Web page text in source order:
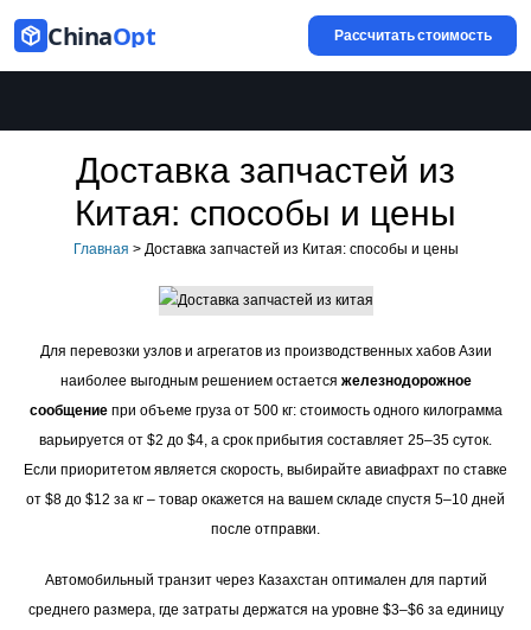
ChinaOpt Рассчитать стоимость
Доставка запчастей из
Китая: способы и цены
Главная > Доставка запчастей из Китая: способы и цены
Для перевозки узлов и агрегатов из производственных хабов Азии
наиболее выгодным решением остается железнодорожное
сообщениепри объеме груза от 500 кг: стоимость одного килограмма
варьируется от $2 до $4, а срок прибытия составляет 25–35 суток.
Если приоритетом является скорость, выбирайте авиафрахт по ставке
от $8 до $12 за кг – товар окажется на вашем складе спустя 5–10 дней
после отправки.
Автомобильный транзит через Казахстан оптимален для партий
среднего размера, где затраты держатся на уровне $3–$6 за единицу